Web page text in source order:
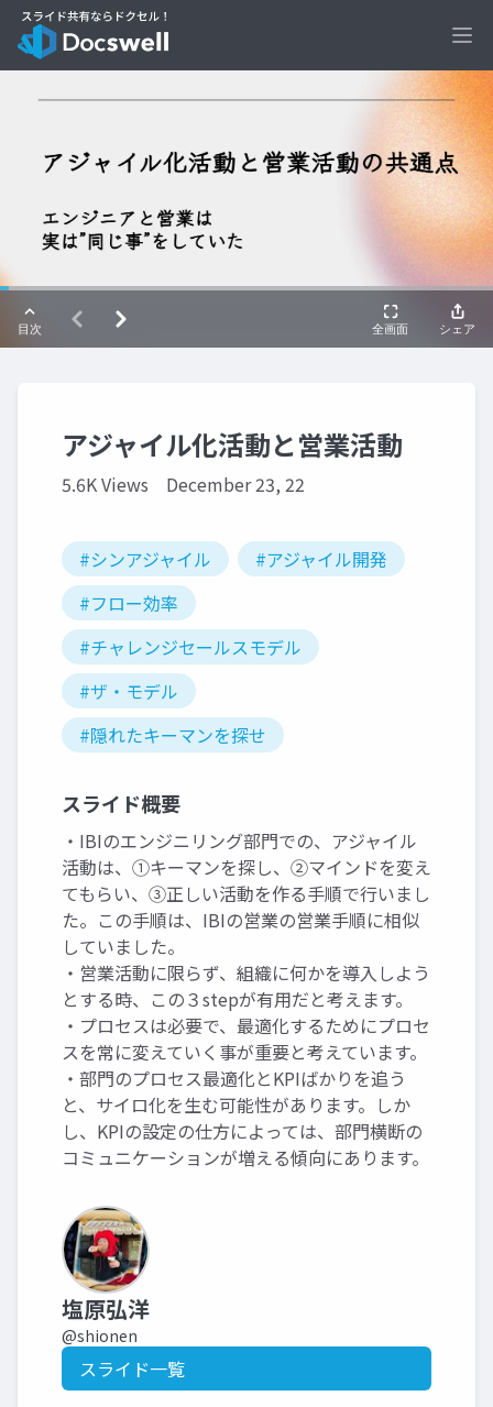
アジャイル化活動と営業活動
5.6K Views December 23, 22
#シンアジャイル
#アジャイル開発
#フロー効率
#チャレンジセールスモデル
#ザ・モデル
#隠れたキーマンを探せ
スライド概要
・IBIのエンジニリング部門での、アジャイル
活動は、①キーマンを探し、②マインドを変え
てもらい、③正しい活動を作る手順で行いまし
た。この手順は、IBIの営業の営業手順に相似
していました。
・営業活動に限らず、組織に何かを導入しよう
とする時、この３stepが有用だと考えます。
・プロセスは必要で、最適化するためにプロセ
スを常に変えていく事が重要と考えています。
・部門のプロセス最適化とKPIばかりを追う
と、サイロ化を生む可能性があります。しか
し、KPIの設定の仕方によっては、部門横断の
コミュニケーションが増える傾向にあります。
塩原弘洋
@shionen
スライド一覧